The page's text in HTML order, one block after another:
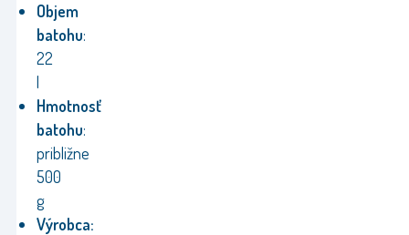
Objem
batohu:
22
l
Hmotnosť
batohu:
približne
500
g
Výrobca: